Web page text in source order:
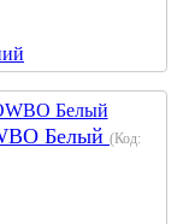
Белый (Код: